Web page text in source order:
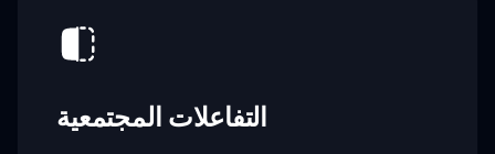
التفاعلات المجتمعية